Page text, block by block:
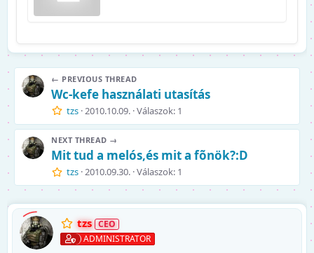
← PREVIOUS THREAD
Wc-kefe használati utasítás
tzs 2010.10.09. Válaszok: 1
NEXT THREAD →
Mit tud a melós,és mit a fõnök?:D
tzs 2010.09.30. Válaszok: 1
tzs
ADMINISTRATOR